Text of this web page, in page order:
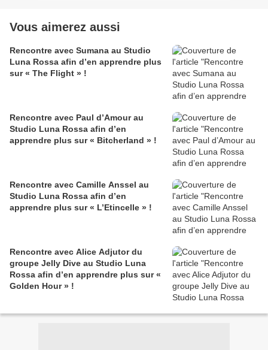
Vous aimerez aussi
Rencontre avec Sumana au Studio
Luna Rossa afin d’en apprendre plus
sur « The Flight » !
Rencontre avec Paul d’Amour au
Studio Luna Rossa afin d’en
apprendre plus sur « Bitcherland » !
Rencontre avec Camille Anssel au
Studio Luna Rossa afin d’en
apprendre plus sur « L’Etincelle » !
Rencontre avec Alice Adjutor du
groupe Jelly Dive au Studio Luna
Rossa afin d’en apprendre plus sur «
Golden Hour » !